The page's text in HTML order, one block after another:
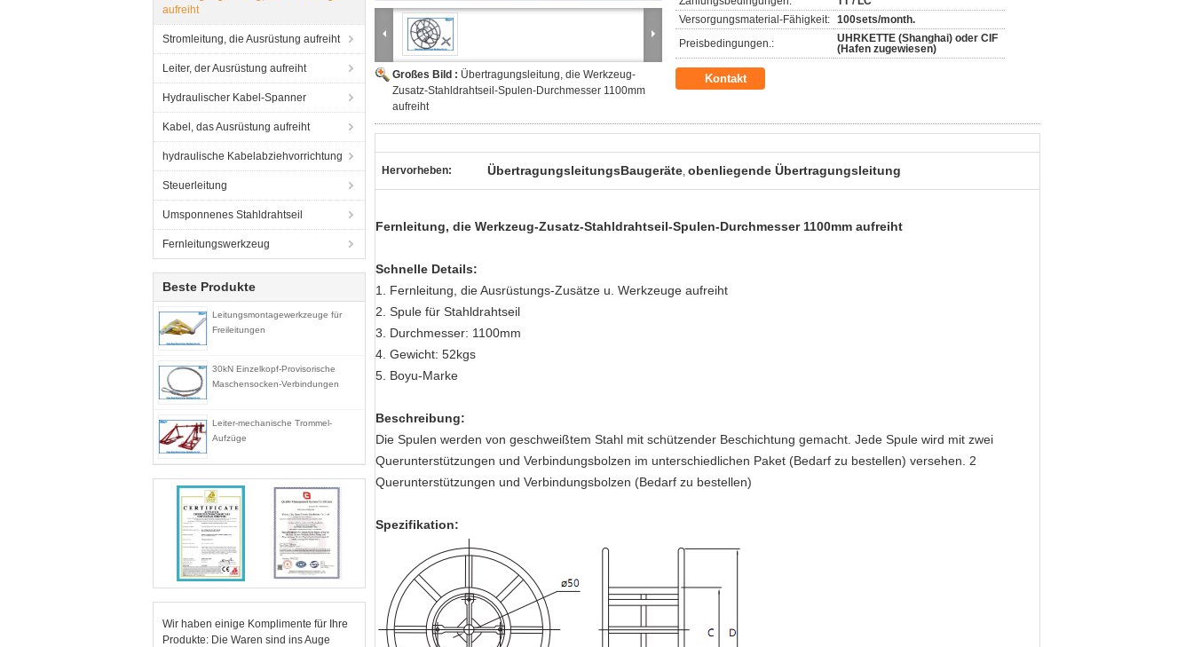
aufreiht
Stromleitung, die Ausrüstung aufreiht
Leiter, der Ausrüstung aufreiht
Hydraulischer Kabel-Spanner
Kabel, das Ausrüstung aufreiht
hydraulische Kabelabziehvorrichtung
Steuerleitung
Umsponnenes Stahldrahtseil
Fernleitungswerkzeug
Beste Produkte
Leitungsmontagewerkzeuge für
Freileitungen
30kN Einzelkopf-Provisorische
Maschensocken-Verbindungen
Leiter-mechanische Trommel-
Aufzüge
Wir haben einige Komplimente für Ihre
Produkte: Die Waren sind ins Auge
Großes Bild : Übertragungsleitung, die Werkzeug-
Zusatz-Stahldrahtseil-Spulen-Durchmesser 1100mm
aufreiht
Versorgungsmaterial-Fähigkeit: 100sets/month.
Preisbedingungen.:
UHRKETTE (Shanghai) oder CIF
(Hafen zugewiesen)
Kontakt
Hervorheben: ÜbertragungsleitungsBaugeräte, obenliegende Übertragungsleitung
Fernleitung, die Werkzeug-Zusatz-Stahldrahtseil-Spulen-Durchmesser 1100mm aufreiht
Schnelle Details:
1. Fernleitung, die Ausrüstungs-Zusätze u. Werkzeuge aufreiht
2. Spule für Stahldrahtseil
3. Durchmesser: 1100mm
4. Gewicht: 52kgs
5. Boyu-Marke
Beschreibung:
Die Spulen werden von geschweißtem Stahl mit schützender Beschichtung gemacht. Jede Spule wird mit zwei
Querunterstützungen und Verbindungsbolzen im unterschiedlichen Paket (Bedarf zu bestellen) versehen. 2
Querunterstützungen und Verbindungsbolzen (Bedarf zu bestellen)
Spezifikation: